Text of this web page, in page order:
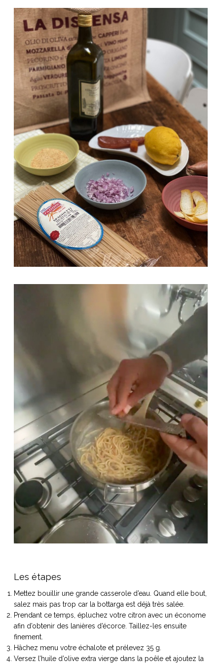
Les étapes
Mettez bouillir une grande casserole d’eau. Quand elle bout,
salez mais pas trop car la bottarga est déjà très salée.
Prendant ce temps, épluchez votre citron avec un économe
afin d’obtenir des lanières d’écorce. Taillez-les ensuite
finement.
Hâchez menu votre échalote et prélevez 35 g.
Versez l’huile d’olive extra vierge dans la poêle et ajoutez la